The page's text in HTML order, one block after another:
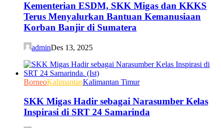
Kementerian ESDM, SKK Migas dan KKKS
Terus Menyalurkan Bantuan Kemanusiaan
Korban Banjir di Sumatera
adminDes 13, 2025
BorneoKalimantanKalimantan Timur
SKK Migas Hadir sebagai Narasumber Kelas
Inspirasi di SRT 24 Samarinda